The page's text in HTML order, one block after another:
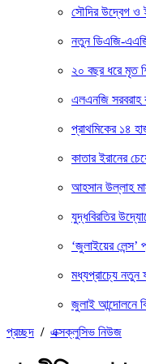
সৌদির উদ্বেগ ও
নতুন ডিএজি-
২০ বছর ধরে মৃত
এলএনজি সরবরাহ
প্রাথমিকের ১৪
কাতার ইরানের
আহসান উল্লাহ
যুদ্ধবিরতির
‘জুলাইয়ের
মধ্যপ্রাচ্যে নতুন
জুলাই আন্দোলনে
প্রচ্ছদ / এক্সক্লুসিভ নিউজ